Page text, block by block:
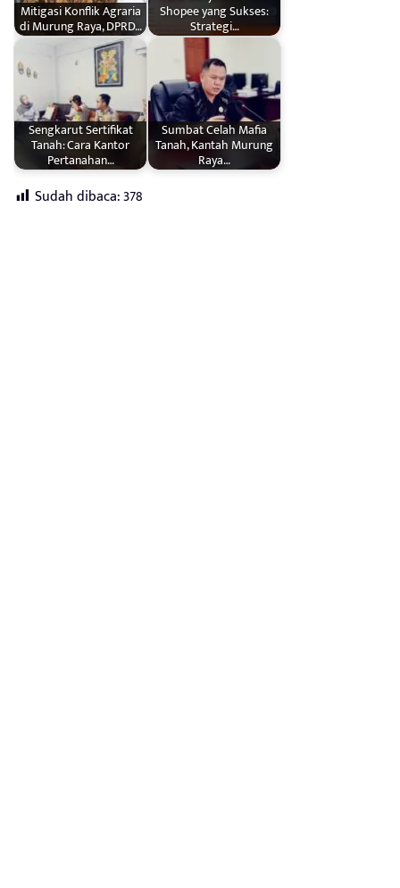
Mitigasi Konflik Agraria
di Murung Raya, DPRD…
Shopee yang Sukses:
Strategi…
Sengkarut Sertifikat
Tanah: Cara Kantor
Pertanahan…
Sumbat Celah Mafia
Tanah, Kantah Murung
Raya…
Sudah dibaca:378